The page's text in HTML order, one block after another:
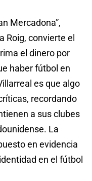
Mercadona”,
Roig, convierte el
el dinero por
haber fútbol en
es que algo
recordando
a sus clubes
La
en evidencia
en el fútbol